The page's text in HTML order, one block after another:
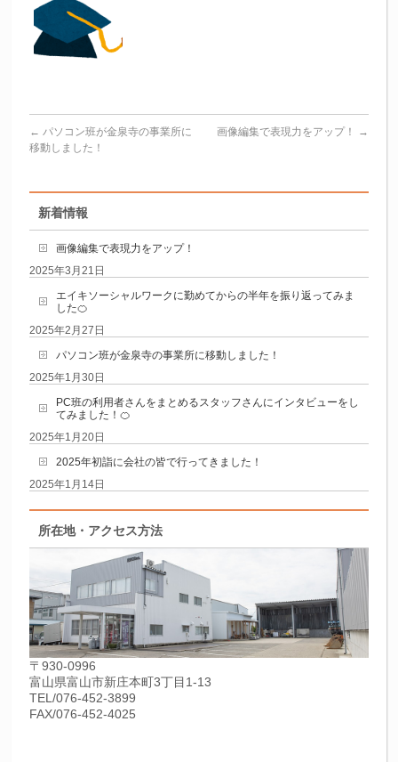
← パソコン班が金泉寺の事業所に
移動しました！
画像編集で表現力をアップ！ →
新着情報
画像編集で表現力をアップ！
2025年3月21日
エイキソーシャルワークに勤めてからの半年を振り返ってみま
した🍊
2025年2月27日
パソコン班が金泉寺の事業所に移動しました！
2025年1月30日
PC班の利用者さんをまとめるスタッフさんにインタビューをし
てみました！🍊
2025年1月20日
2025年初詣に会社の皆で行ってきました！
2025年1月14日
所在地・アクセス方法
〒930-0996
富山県富山市新庄本町3丁目1-13
TEL/076-452-3899
FAX/076-452-4025